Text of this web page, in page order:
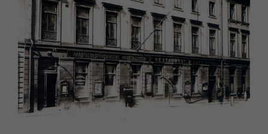
Nödvändiga
Dessa
cookies går
inte att välja
bort. De
behövs för